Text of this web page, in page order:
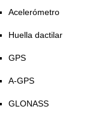
Acelerómetro
Huella dactilar
GPS
A-GPS
GLONASS